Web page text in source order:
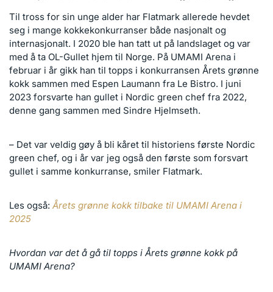
Til tross for sin unge alder har Flatmark allerede hevdet
seg i mange kokkekonkurranser både nasjonalt og
internasjonalt. I 2020 ble han tatt ut på landslaget og var
med å ta OL-Gullet hjem til Norge. På UMAMI Arena i
februar i år gikk han til topps i konkurransen Årets grønne
kokk sammen med Espen Laumann fra Le Bistro. I juni
2023 forsvarte han gullet i Nordic green chef fra 2022,
denne gang sammen med Sindre Hjelmseth.
– Det var veldig gøy å bli kåret til historiens første Nordic
green chef, og i år var jeg også den første som forsvart
gullet i samme konkurranse, smiler Flatmark.
Les også: Årets grønne kokk tilbake til UMAMI Arena i
2025
Hvordan var det å gå til topps i Årets grønne kokk på
UMAMI Arena?